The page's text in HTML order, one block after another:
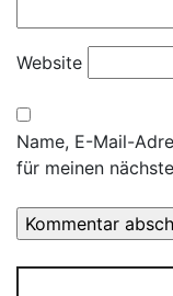
Website
Name, E-Mail-
für meinen